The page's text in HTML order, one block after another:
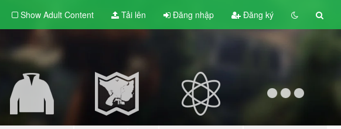
Show Adult Content Tải lên Đăng nhập Đăng ký